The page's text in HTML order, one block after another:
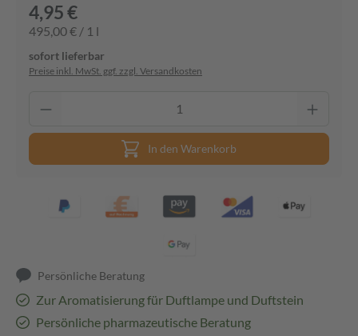
4,95 €
495,00 € / 1 l
sofort lieferbar
Preise inkl. MwSt. ggf. zzgl. Versandkosten
In den Warenkorb
Persönliche Beratung
Zur Aromatisierung für Duftlampe und Duftstein
Persönliche pharmazeutische Beratung